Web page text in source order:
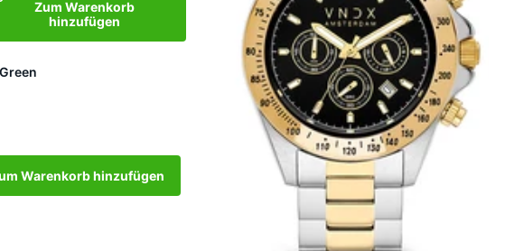
Zum Warenkorb
hinzufügen
Warenkorb hinzufügen